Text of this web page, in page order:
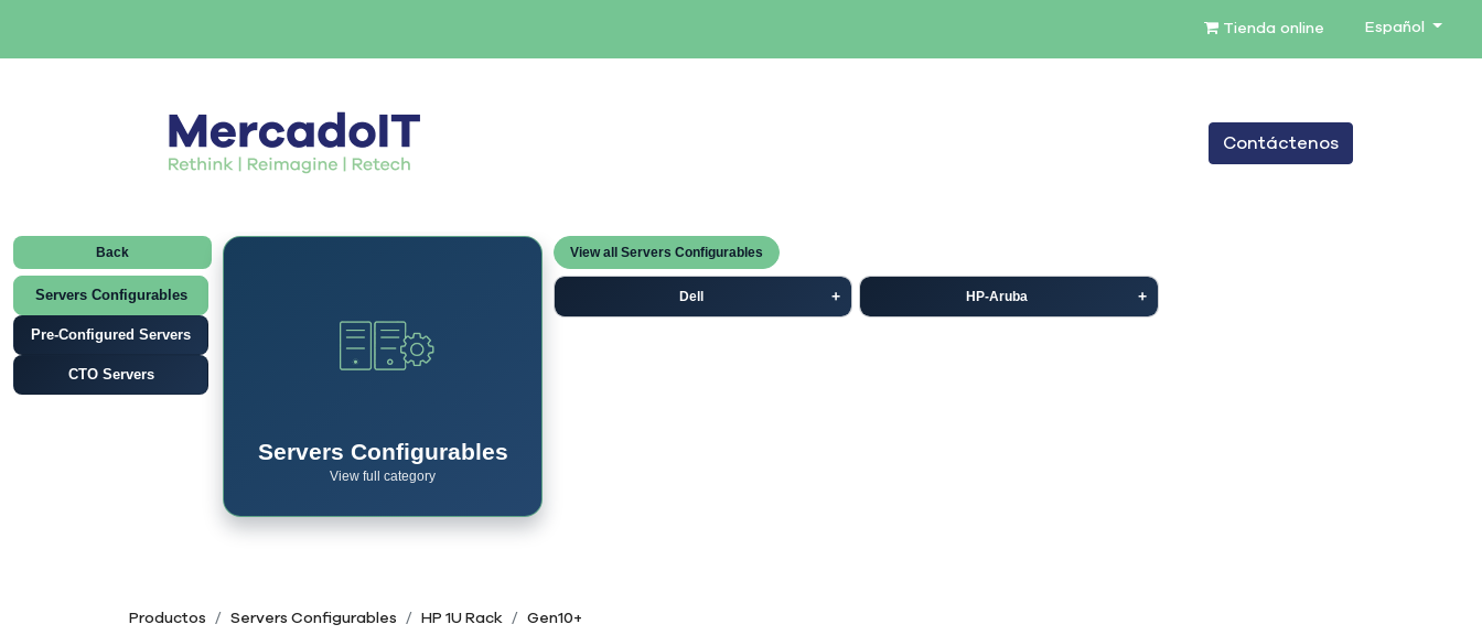
Tienda online Español
BLOG
Contáctenos
Back
Servers Configurables
Pre-Configured Servers
CTO Servers
Servers Configurables
View full category
View all Servers Configurables
Dell HP-Aruba
Productos Servers Configurables HP 1U Rack Gen10+